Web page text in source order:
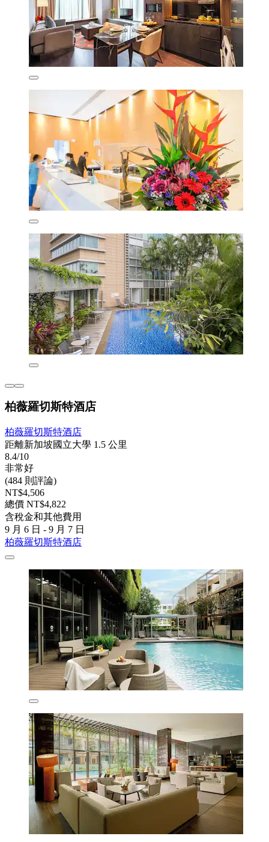
柏薇羅切斯特酒店
柏薇羅切斯特酒店
距離新加坡國立大學 1.5 公里
8.4/10
非常好
(484 則評論)
NT$4,506
總價 NT$4,822
含稅金和其他費用
9 月 6 日 - 9 月 7 日
柏薇羅切斯特酒店